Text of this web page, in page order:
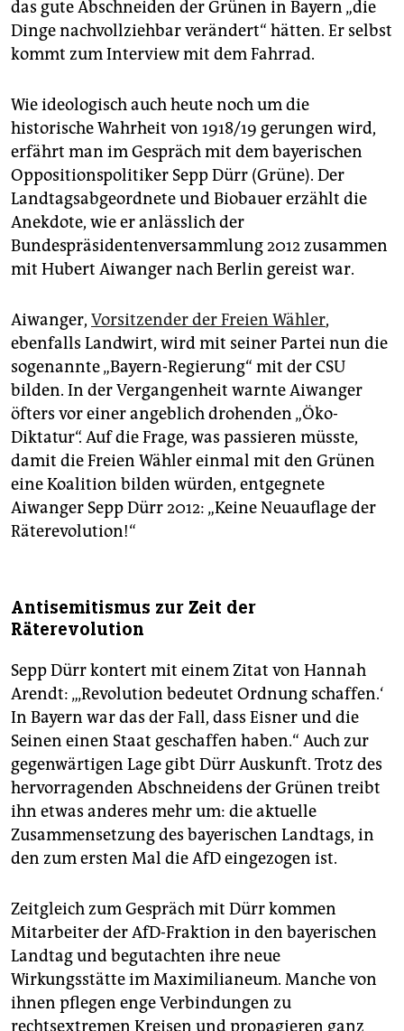
das gute ­Abschneiden der Grünen in Bayern „die
Dinge nachvollziehbar verändert“ hätten. Er selbst
kommt zum Interview mit dem Fahrrad.
Wie ideologisch auch heute noch um die
historische Wahrheit von 1918/19 gerungen wird,
erfährt man im Gespräch mit dem bayerischen
Oppositionspolitiker Sepp Dürr (Grüne). Der
Landtagsabgeordnete und Biobauer erzählt die
Anekdote, wie er anlässlich der
Bundespräsidentenversammlung 2012 zusammen
mit Hubert Aiwanger nach Berlin gereist war.
Aiwanger, Vorsitzender der Freien Wähler,
ebenfalls Landwirt, wird mit seiner Partei nun die
sogenannte „Bayern-Regierung“ mit der CSU
bilden. In der Vergangenheit warnte Aiwanger
öfters vor einer angeblich drohenden „Öko-
Diktatur“. Auf die Frage, was passieren müsste,
damit die Freien Wähler einmal mit den Grünen
eine Koalition bilden würden, entgegnete
Aiwanger Sepp Dürr 2012: „Keine Neuauflage der
Räterevolution!“
Antisemitismus zur Zeit der
Räterevolution
Sepp Dürr kontert mit einem Zitat von Hannah
Arendt: „‚Revolution bedeutet Ordnung schaffen.‘
In Bayern war das der Fall, dass Eisner und die
Seinen einen Staat geschaffen haben.“ Auch zur
gegenwärtigen Lage gibt Dürr Auskunft. Trotz des
hervorragenden Abschneidens der Grünen treibt
ihn etwas anderes mehr um: die aktuelle
Zusammensetzung des baye­rischen Landtags, in
den zum ersten Mal die AfD eingezogen ist.
Zeitgleich zum Gespräch mit Dürr kommen
Mitarbeiter der AfD-Fraktion in den bayerischen
Landtag und begutachten ihre neue
Wirkungsstätte im Maximilianeum. Manche von
ihnen pflegen enge Verbindungen zu
rechtsextremen Kreisen und propagieren ganz